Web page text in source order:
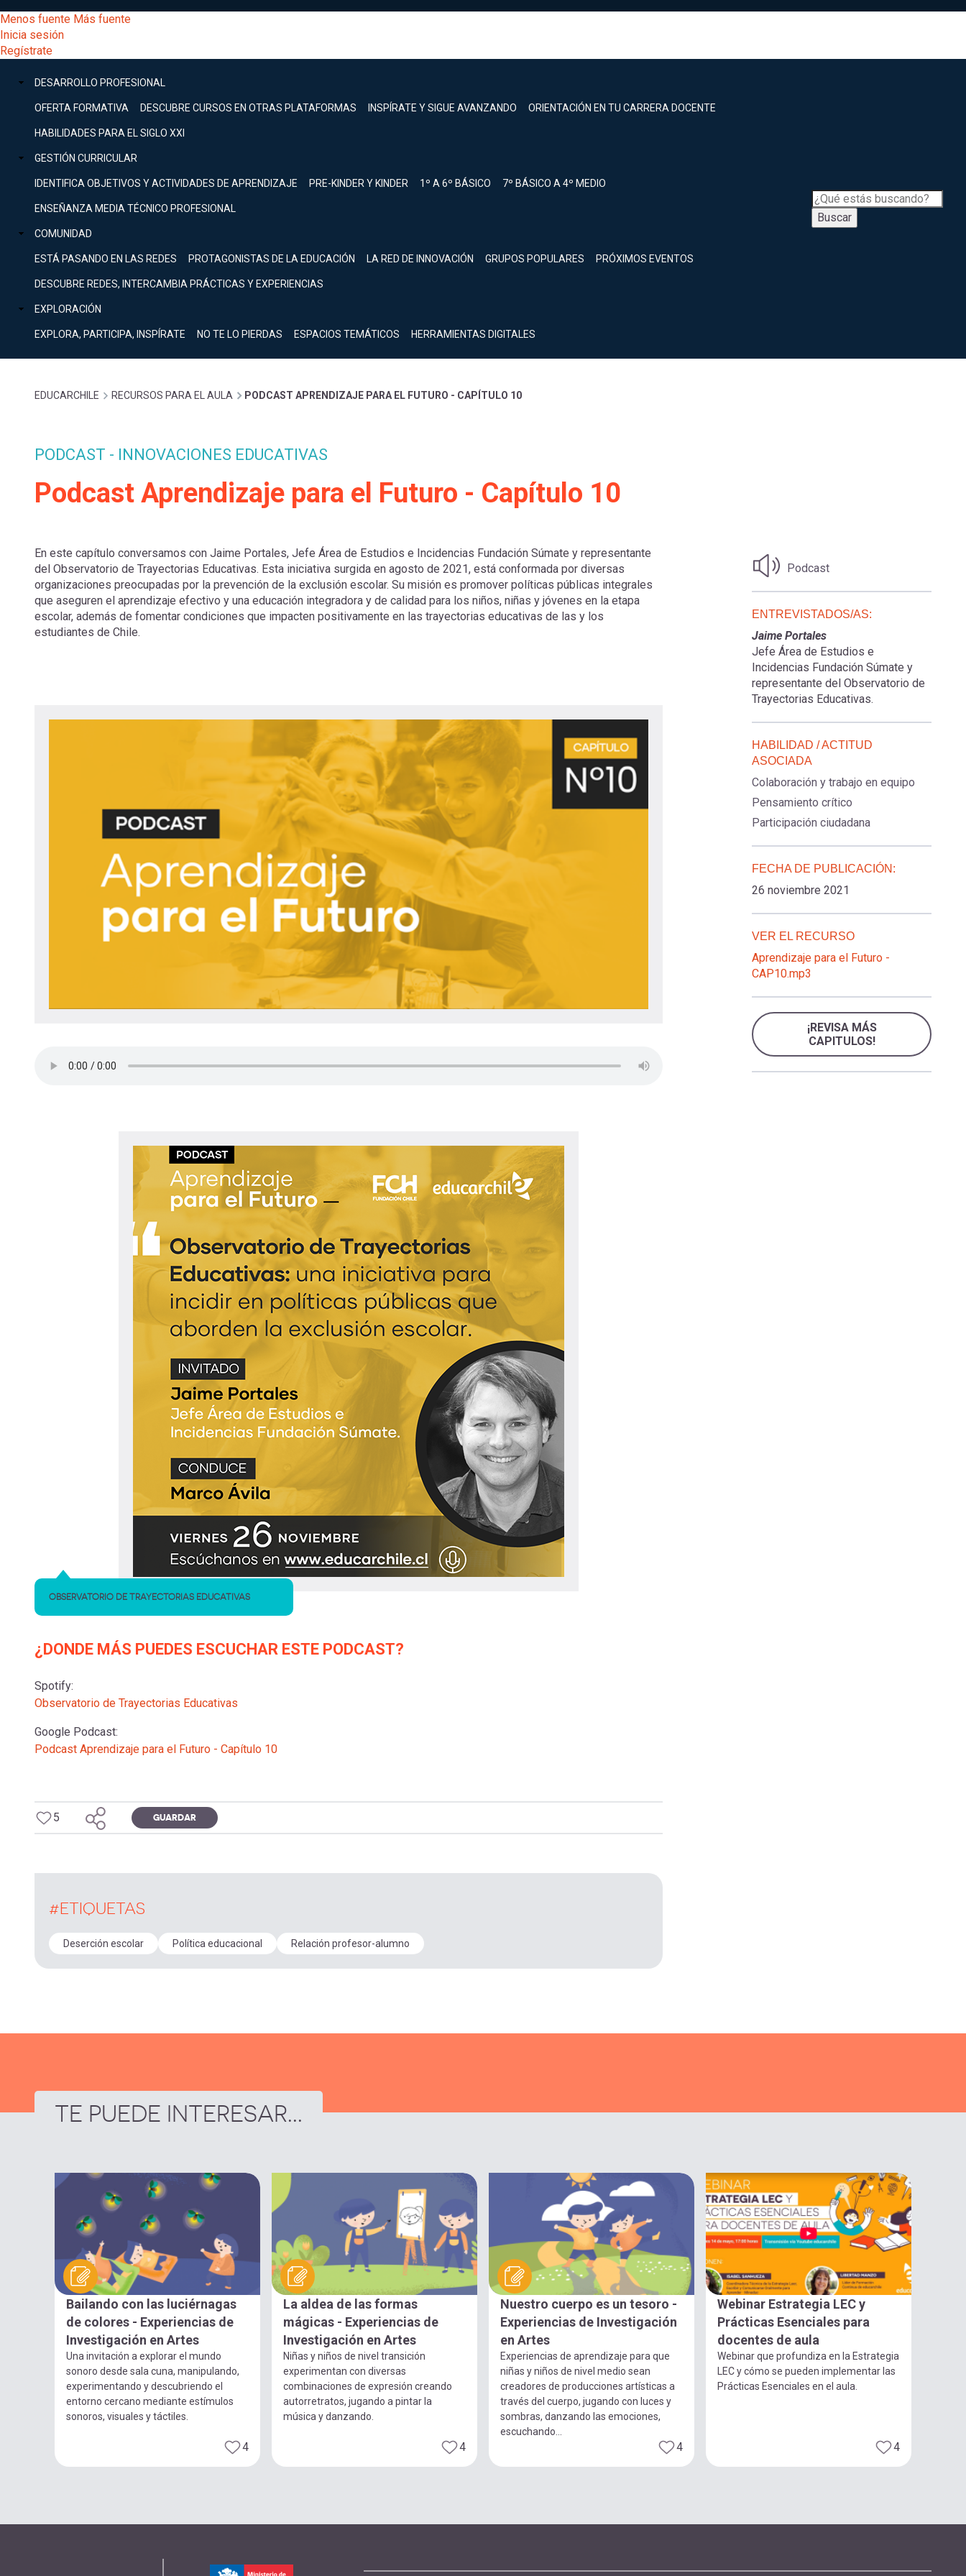
al
contenido
principal
[Educarchile
Escritorio]
Menú
entrar
mi
cuenta
Menos fuente Más fuente
Inicia sesión
Regístrate
Menú
principal
DESARROLLO PROFESIONAL
OFERTA FORMATIVA DESCUBRE CURSOS EN OTRAS PLATAFORMAS INSPÍRATE Y SIGUE AVANZANDO ORIENTACIÓN EN TU CARRERA DOCENTE
HABILIDADES PARA EL SIGLO XXI
GESTIÓN CURRICULAR
IDENTIFICA OBJETIVOS Y ACTIVIDADES DE APRENDIZAJE PRE-KINDER Y KINDER 1º A 6º BÁSICO 7º BÁSICO A 4º MEDIO
ENSEÑANZA MEDIA TÉCNICO PROFESIONAL
COMUNIDAD
ESTÁ PASANDO EN LAS REDES PROTAGONISTAS DE LA EDUCACIÓN LA RED DE INNOVACIÓN GRUPOS POPULARES PRÓXIMOS EVENTOS
DESCUBRE REDES, INTERCAMBIA PRÁCTICAS Y EXPERIENCIAS
EXPLORACIÓN
EXPLORA, PARTICIPA, INSPÍRATE NO TE LO PIERDAS ESPACIOS TEMÁTICOS HERRAMIENTAS DIGITALES
Buscar
Buscar
Menú
principal
DESARROLLO
Expand
GESTIÓN
Expand
COMUNIDAD
Expand
EXPLORACIÓN
[Educarchile
Mobile]
Menú
mi
cuenta
Inicia
Sobrescribir
enlaces
de
ayuda
a
la
EDUCARCHILE RECURSOS PARA EL AULA PODCAST APRENDIZAJE PARA EL FUTURO - CAPÍTULO 10
PODCAST - INNOVACIONES EDUCATIVAS
Podcast Aprendizaje para el Futuro - Capítulo 10
En este capítulo conversamos con Jaime Portales, Jefe Área de Estudios e Incidencias Fundación Súmate y representante
del Observatorio de Trayectorias Educativas. Esta iniciativa surgida en agosto de 2021, está conformada por diversas
organizaciones preocupadas por la prevención de la exclusión escolar. Su misión es promover políticas públicas integrales
que aseguren el aprendizaje efectivo y una educación integradora y de calidad para los niños, niñas y jóvenes en la etapa
escolar, además de fomentar condiciones que impacten positivamente en las trayectorias educativas de las y los
estudiantes de Chile.
OBSERVATORIO DE TRAYECTORIAS EDUCATIVAS
¿DONDE MÁS PUEDES ESCUCHAR ESTE PODCAST?
Spotify:
Observatorio de Trayectorias Educativas
Google Podcast:
Podcast Aprendizaje para el Futuro - Capítulo 10
5 GUARDAR
#ETIQUETAS
Deserción escolar Política educacional Relación profesor-alumno
Podcast
ENTREVISTADOS/AS:
Jaime Portales
Jefe Área de Estudios e
Incidencias Fundación Súmate y
representante del Observatorio de
Trayectorias Educativas.
HABILIDAD / ACTITUD
ASOCIADA
Colaboración y trabajo en equipo
Pensamiento crítico
Participación ciudadana
FECHA DE PUBLICACIÓN:
26 noviembre 2021
VER EL RECURSO
Aprendizaje para el Futuro -
CAP10.mp3
¡REVISA MÁS
CAPITULOS!
TE PUEDE INTERESAR...
Bailando con las luciérnagas
de colores - Experiencias de
Investigación en Artes
Una invitación a explorar el mundo
sonoro desde sala cuna, manipulando,
experimentando y descubriendo el
entorno cercano mediante estímulos
sonoros, visuales y táctiles.
4
La aldea de las formas
mágicas - Experiencias de
Investigación en Artes
Niñas y niños de nivel transición
experimentan con diversas
combinaciones de expresión creando
autorretratos, jugando a pintar la
música y danzando.
4
Nuestro cuerpo es un tesoro -
Experiencias de Investigación
en Artes
Experiencias de aprendizaje para que
niñas y niños de nivel medio sean
creadores de producciones artísticas a
través del cuerpo, jugando con luces y
sombras, danzando las emociones,
escuchando...
4
Webinar Estrategia LEC y
Prácticas Esenciales para
docentes de aula
Webinar que profundiza en la Estrategia
LEC y cómo se pueden implementar las
Prácticas Esenciales en el aula.
4
Inicia sesión.